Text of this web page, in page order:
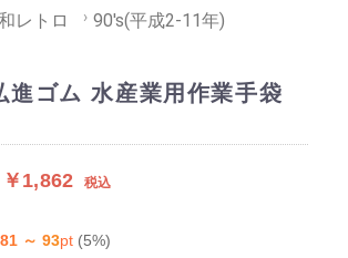
レトロ 90's(平成2-11年)
進ゴム 水産業用作業手袋
1,862 税込
81 ～ 93pt (5%)